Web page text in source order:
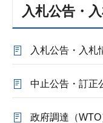
入札公告・
入札公告・入札
中止公告・訂正
政府調達（